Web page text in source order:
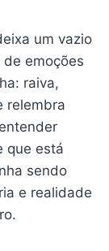
um vazio
emoções
raiva,
relembra
que está
sendo
e realidade